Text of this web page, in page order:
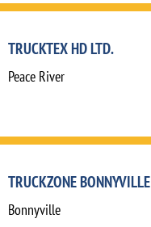
TRUCKTEX HD LTD.
Peace River
TRUCKZONE BONNYVILLE
Bonnyville